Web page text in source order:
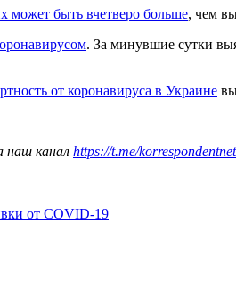
может быть вчетверо больше, чем
. За минувшие сутки
от коронавируса в Украине
наш канал https://t.me/korrespondentnet
от COVID-19